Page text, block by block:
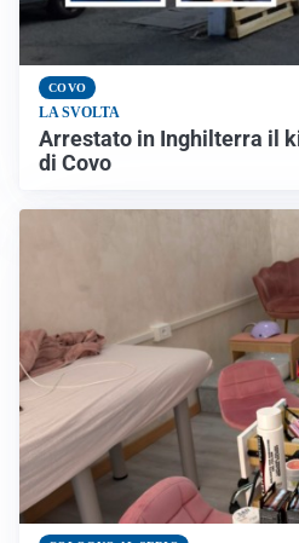
COVO
LA SVOLTA
Arrestato in Inghilterra il
di Covo